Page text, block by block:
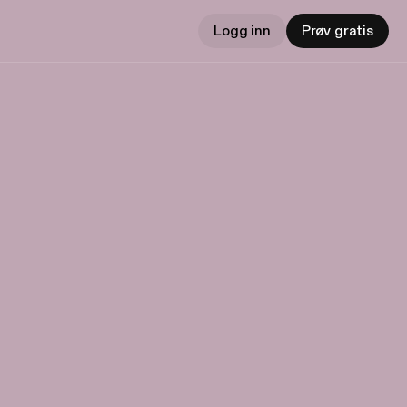
Logg inn Prøv gratis